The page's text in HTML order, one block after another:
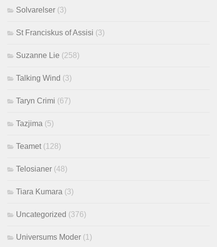
Solvarelser (3)
St Franciskus of Assisi (3)
Suzanne Lie (258)
Talking Wind (3)
Taryn Crimi (67)
Tazjima (5)
Teamet(128)
Telosianer (48)
Tiara Kumara (3)
Uncategorized (376)
Universums Moder (1)